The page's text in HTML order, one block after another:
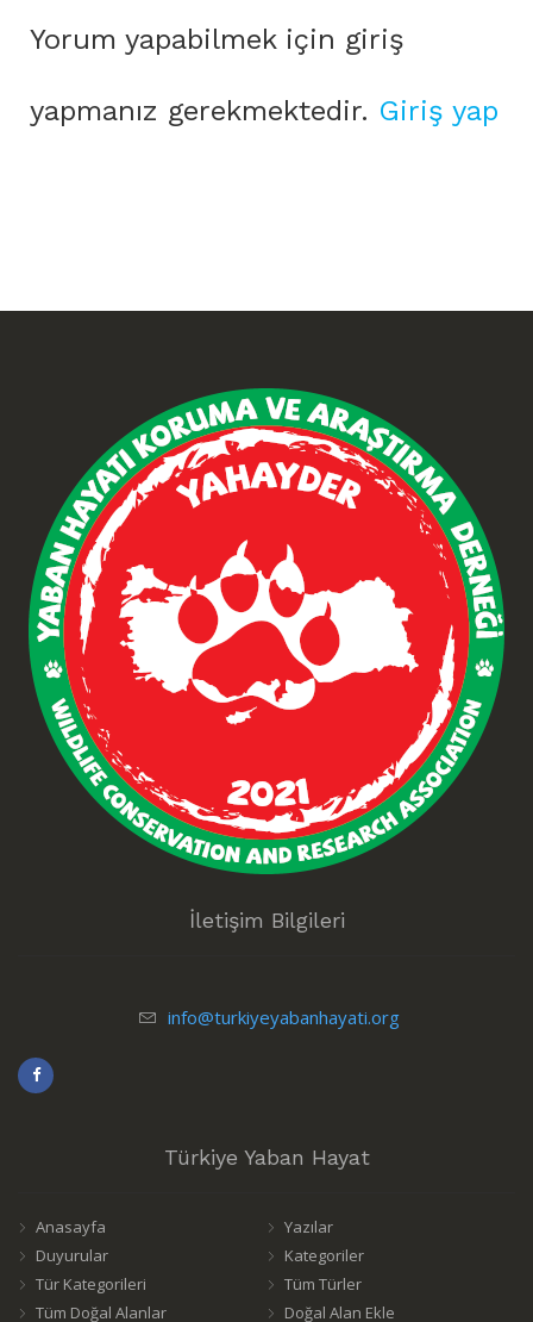
Yorum yapabilmek için giriş
yapmanız gerekmektedir. Giriş yap
İletişim Bilgileri
info@turkiyeyabanhayati.org
Türkiye Yaban Hayat
Anasayfa
Yazılar
Duyurular
Kategoriler
Tür Kategorileri
Tüm Türler
Tüm Doğal Alanlar
Doğal Alan Ekle